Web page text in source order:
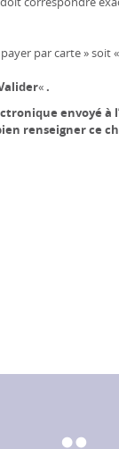
par carte » soit
« .
envoyé à
renseigner ce